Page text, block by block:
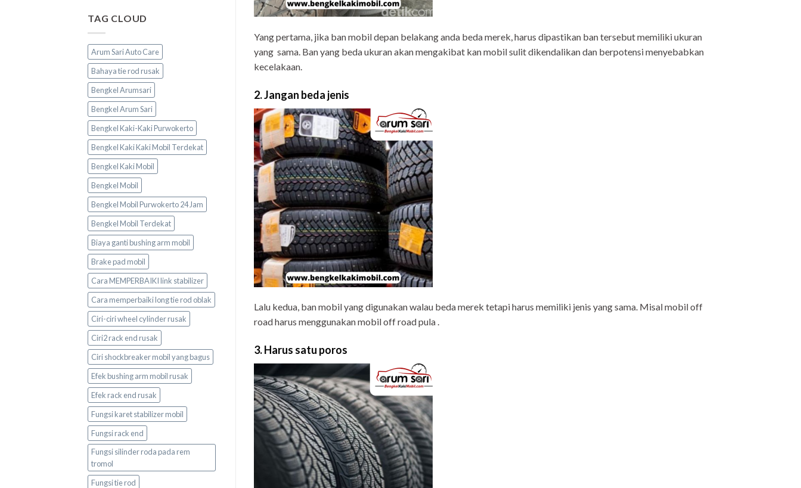
TAG CLOUD
Arum Sari Auto Care
Bahaya tie rod rusak
Bengkel Arumsari
Bengkel Arum Sari
Bengkel Kaki-Kaki Purwokerto
Bengkel Kaki Kaki Mobil Terdekat
Bengkel Kaki Mobil
Bengkel Mobil
Bengkel Mobil Purwokerto 24 Jam
Bengkel Mobil Terdekat
Biaya ganti bushing arm mobil
Brake pad mobil
Cara MEMPERBAIKI link stabilizer
Cara memperbaiki long tie rod oblak
Ciri-ciri wheel cylinder rusak
Ciri2 rack end rusak
Ciri shockbreaker mobil yang bagus
Efek bushing arm mobil rusak
Efek rack end rusak
Fungsi karet stabilizer mobil
Fungsi rack end
Fungsi silinder roda pada rem
tromol
Fungsi tie rod
Yang pertama, jika ban mobil depan belakang anda beda merek, harus dipastikan ban tersebut memiliki ukuran
yang sama. Ban yang beda ukuran akan mengakibat kan mobil sulit dikendalikan dan berpotensi menyebabkan
kecelakaan.
2. Jangan beda jenis
Lalu kedua, ban mobil yang digunakan walau beda merek tetapi harus memiliki jenis yang sama. Misal mobil off
road harus menggunakan mobil off road pula .
3. Harus satu poros